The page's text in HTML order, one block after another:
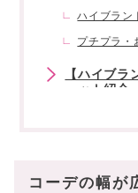
ハイブラン
プチプラ・
【ハイブ
ェット紹介
1位:紳士
ル)」
コーデの幅が